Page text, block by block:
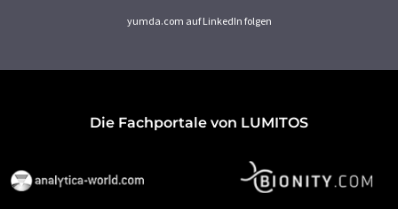
yumda.com auf LinkedIn folgen
Die Fachportale von LUMITOS